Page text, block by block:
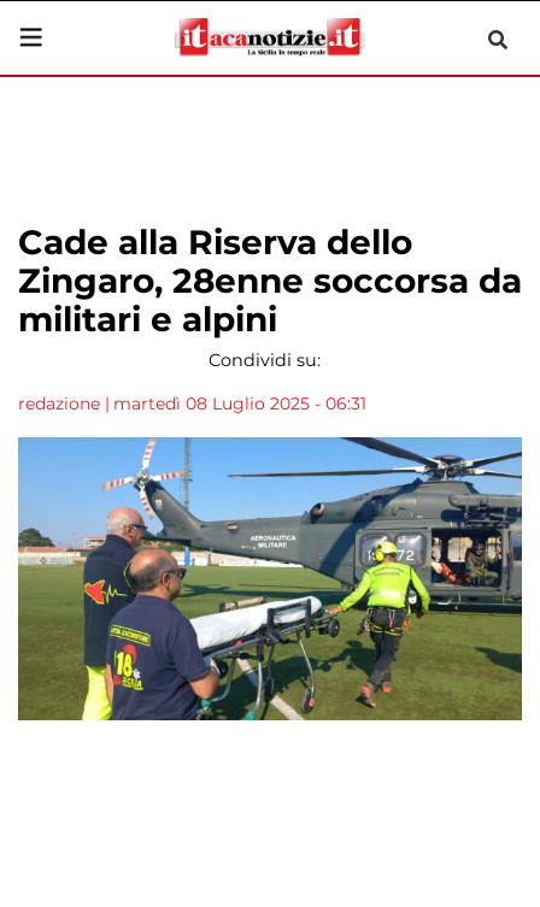
Cade alla Riserva dello
Zingaro, 28enne soccorsa da
militari e alpini
Condividi su:
redazione | martedì 08 Luglio 2025 - 06:31